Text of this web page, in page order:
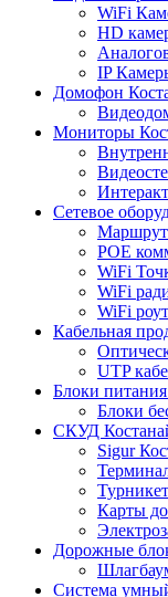
WiFi
HD
IP
Домофон
Мониторы
Сетевое
POE
WiFi
WiFi
WiFi
Кабельная
UTP
Блоки
Блоки
СКУД
Sigur
Карты
Дорожные
Система